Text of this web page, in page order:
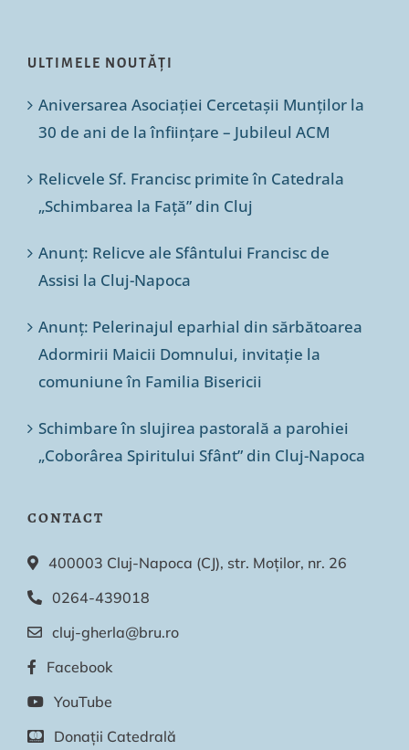
ULTIMELE NOUTĂȚI
Aniversarea Asociației Cercetașii Munților la
30 de ani de la înființare – Jubileul ACM
Relicvele Sf. Francisc primite în Catedrala
„Schimbarea la Față” din Cluj
Anunț: Relicve ale Sfântului Francisc de
Assisi la Cluj-Napoca
Anunț: Pelerinajul eparhial din sărbătoarea
Adormirii Maicii Domnului, invitație la
comuniune în Familia Bisericii
Schimbare în slujirea pastorală a parohiei
„Coborârea Spiritului Sfânt” din Cluj-Napoca
CONTACT
400003 Cluj-Napoca (CJ), str. Moților, nr. 26
0264-439018
cluj-gherla@bru.ro
Facebook
YouTube
Donații Catedrală